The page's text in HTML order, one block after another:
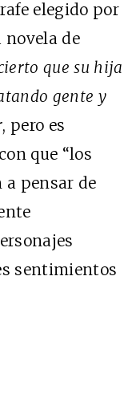
elegido por
novela de
que su hija
gente y
, pero es
que “los
a pensar de
sentimientos